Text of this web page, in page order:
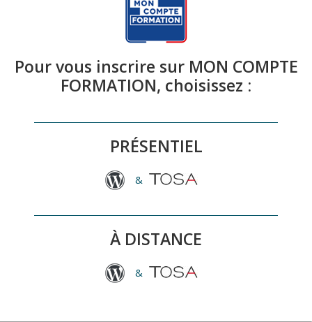
Pour vous inscrire sur MON COMPTE
FORMATION, choisissez :
PRÉSENTIEL
&
À DISTANCE
&